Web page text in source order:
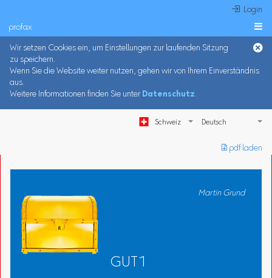
 Login
profax 
Wir setzen Cookies ein, um Einstellungen zur laufenden Sitzung
zu speichern.
Wenn Sie die Website weiter nutzen, gehen wir von Ihrem Einverständnis
aus.
Weitere Informationen finden Sie unter Datenschutz.
Schweiz
︎ pdf laden
Martin Grund
GUT1